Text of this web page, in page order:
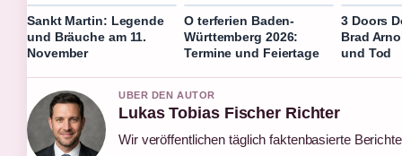
Sankt Martin: Legende
und Bräuche am 11.
November
O terferien Baden-
Württemberg 2026:
Termine und Feiertage
3 Doors
Brad
und Tod
UBER DEN AUTOR
Lukas Tobias Fischer Richter
Wir veröffentlichen täglich faktenbasierte